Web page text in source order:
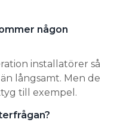
någon
installatörer så
långsamt. Men de
till exempel.